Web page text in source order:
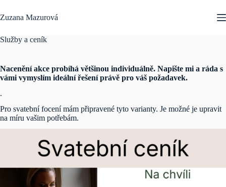
to
content
Zuzana Mazurová
Služby a ceník
Nacenění akce probíhá většinou individuálně. Napište mi a ráda s
vámi vymyslím ideální řešení právě pro váš požadavek.
.
Pro svatební focení mám připravené tyto varianty. Je možné je upravit
na míru vašim potřebám.